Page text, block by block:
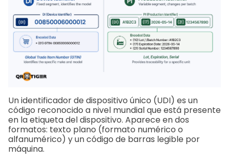
Un identificador de dispositivo único (UDI) es un
código reconocido a nivel mundial que está presente
en la etiqueta del dispositivo. Aparece en dos
formatos: texto plano (formato numérico o
alfanumérico) y un código de barras legible por
máquina.